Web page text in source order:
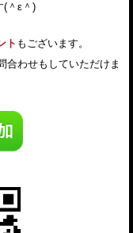
＾ε＾)
ト もございます。
合わせもしていただけま